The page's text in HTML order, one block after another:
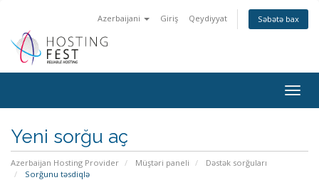
Azerbaijani Giriş Qeydiyyat Səbətə bax
Yeni sorğu aç
Azerbaijan Hosting Provider Müştəri paneli
Dəstək sorğuları
Sorğunu təsdiqlə